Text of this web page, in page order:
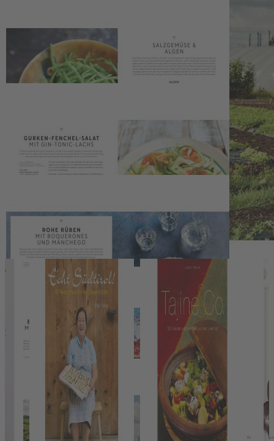
Buch einen frischen und zeitgemäßen Auftritt. Gemüse bildet die
Grundlage eines jeden Gerichts und wird von
Krustentieren
begleitet. Dabei reichen die Rezepte vom
einfachen
Frühstück bis zureichhaltigen und festlichen Mahlzeitenund
sind ein
bunter Mix der internationalen Küche . Eine
Inspirationsquelle, mehr Fisch zu essen, aber mit Gemüse in der
Fisch neu gedacht und innovativ in Szene gesetzt
Köstliche undnachhaltige Gemüsegerichte mit Fisch für
jede Saison
inkl. praktischen
Leseband für schnelles Suchen & Finden
Pressestimmen
Wir haben andere Produkte gefunden, die Ihnen gefallen
könnten!